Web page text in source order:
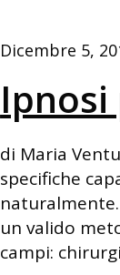
Dicembre 5,
di Maria
specifiche
un valido
campi: